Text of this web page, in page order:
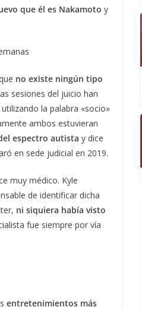
que él es Nakamoto y
no existe ningún tipo
sesiones del juicio han
la palabra «socio»
ambos estuvieran
espectro autista y dice
en sede judicial en 2019.
muy médico. Kyle
de identificar dicha
ni siquiera había visto
fue siempre por vía
entretenimientos más